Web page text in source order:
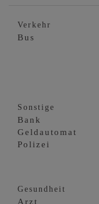
Verkehr
Bus
Sonstige
Bank
Geldautomat
Polizei
Gesundheit
Arzt